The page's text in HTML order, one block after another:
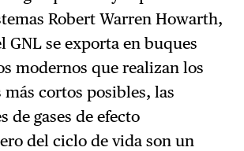
Robert Warren Howarth,
GNL se exporta en buques
modernos que realizan los
más cortos posibles, las
de gases de efecto
del ciclo de vida son un